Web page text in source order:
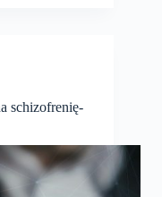
schizofrenię-